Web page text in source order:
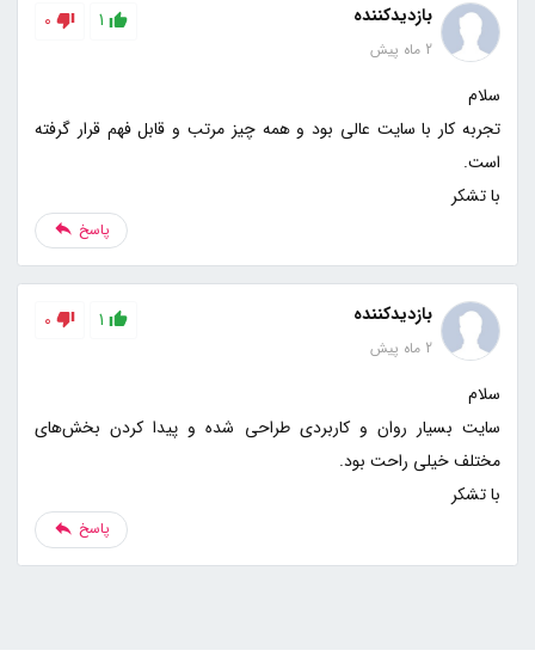
بازدیدکننده
2 ماه پیش
1
0
تجربه کار با سایت عالی بود و همه چیز مرتب و قابل فهم قرار گرفته
با تشکر
پاسخ
بازدیدکننده
2 ماه پیش
1
0
سایت بسیار روان و کاربردی طراحی شده و پیدا کردن بخش‌های
با تشکر
پاسخ